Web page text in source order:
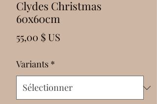
Clydes Christmas
60x60cm
55,00 $ US
Variants *